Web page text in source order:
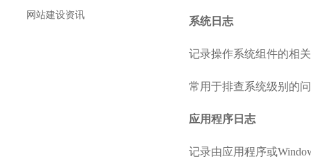
网站建设资讯
系统日志
记录操作系统组件的相
常用于排查系统级别的
应用程序日志
记录由应用程序或